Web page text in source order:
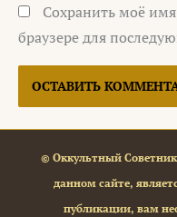
Сохранить моё
браузере для
© Оккультный
данном сайте,
публикации, вам